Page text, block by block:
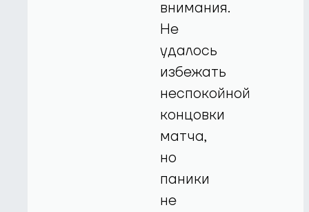
внимания.
Не
удалось
избежать
неспокойной
концовки
матча,
но
паники
не